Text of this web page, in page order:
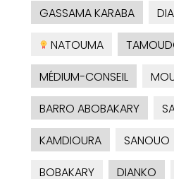
GASSAMA KARABA
NATOUMA
MÉDIUM-CONSEIL
BARRO ABOBAKARY
KAMDIOURA
SANOUO
BOBAKARY
DIANKO